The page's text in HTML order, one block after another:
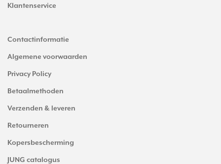
Klantenservice
Contactinformatie
Algemene voorwaarden
Privacy Policy
Betaalmethoden
Verzenden & leveren
Retourneren
Kopersbescherming
JUNG catalogus